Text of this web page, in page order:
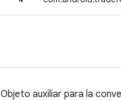
Objeto auxiliar para la